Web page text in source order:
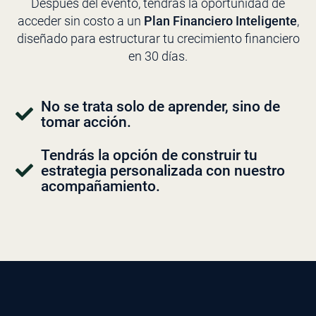
Después del evento, tendrás la oportunidad de
acceder sin costo a un Plan Financiero Inteligente,
diseñado para estructurar tu crecimiento financiero
en 30 días.
No se trata solo de aprender, sino de
tomar acción.
Tendrás la opción de construir tu
estrategia personalizada con nuestro
acompañamiento.